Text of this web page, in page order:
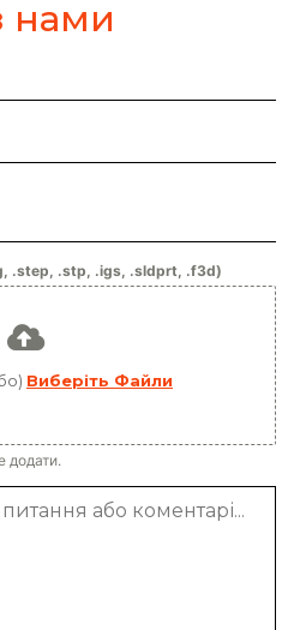
нами
.step, .stp, .igs, .sldprt, .f3d)
Виберіть Файли
додати.